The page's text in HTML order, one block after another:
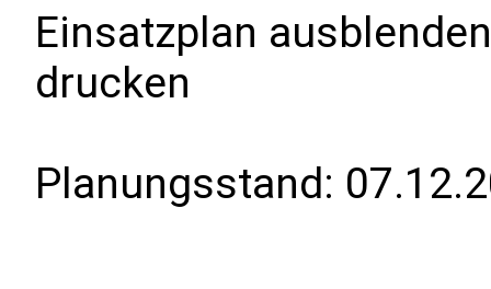
Einsatzplan
drucken
Planungsstand: